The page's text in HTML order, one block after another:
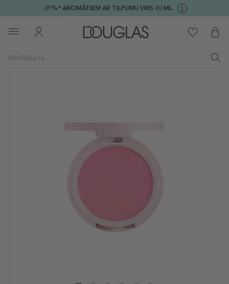
-25%* AROMĀTIEM AR TILPUMU VIRS 80 ML